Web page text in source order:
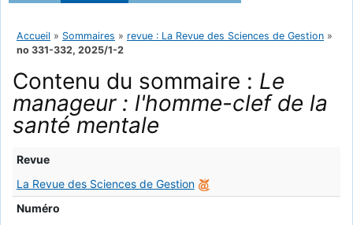
Accueil » Sommaires » revue : La Revue des Sciences de Gestion »
no 331-332, 2025/1-2
Contenu du sommaire : Le
manageur : l'homme-clef de la
santé mentale
Revue
La Revue des Sciences de Gestion
Numéro